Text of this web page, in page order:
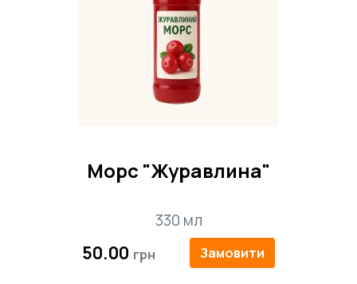
Морс "Журавлина"
330 мл
50.00 Замовити